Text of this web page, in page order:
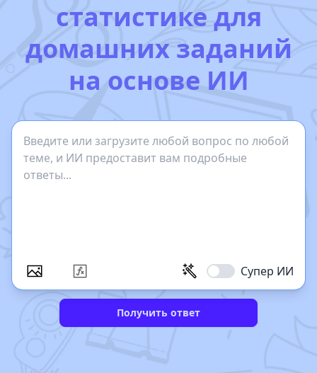
статистике для
домашних заданий
на основе ИИ
Супер ИИ
Получить ответ